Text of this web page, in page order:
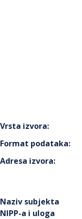
Vrsta izvora:
Format podataka:
Adresa izvora:
Naziv subjekta
NIPP-a i uloga